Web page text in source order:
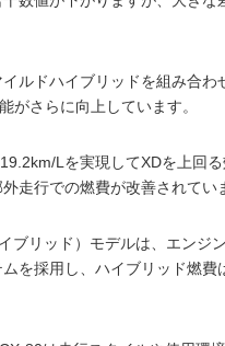
ルドハイブリッドを組み合わ
がさらに向上しています。
Lを実現してXDを上回
走行での燃費が改善されてい
ブリッド）モデルは、エンジ
を採用し、ハイブリッド燃費